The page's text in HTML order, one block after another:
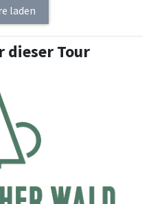
laden
dieser Tour